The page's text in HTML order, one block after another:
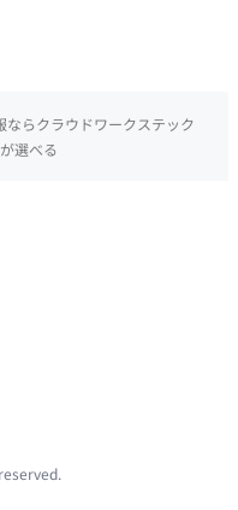
らクラウドワークステック
選べる